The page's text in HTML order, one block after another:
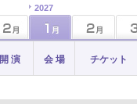
2027
開 演 会 場 チケット